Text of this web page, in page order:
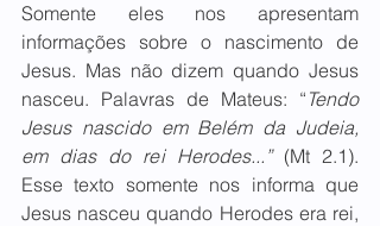
Somente eles nos apresentam
informações sobre o nascimento de
Jesus. Mas não dizem quando Jesus
nasceu. Palavras de Mateus: “ Tendo
Jesus nascido em Belém da Judeia,
em dias do rei Herodes...” (Mt 2.1).
Esse texto somente nos informa que
Jesus nasceu quando Herodes era rei,